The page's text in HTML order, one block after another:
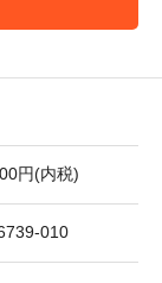
円(内税)
010